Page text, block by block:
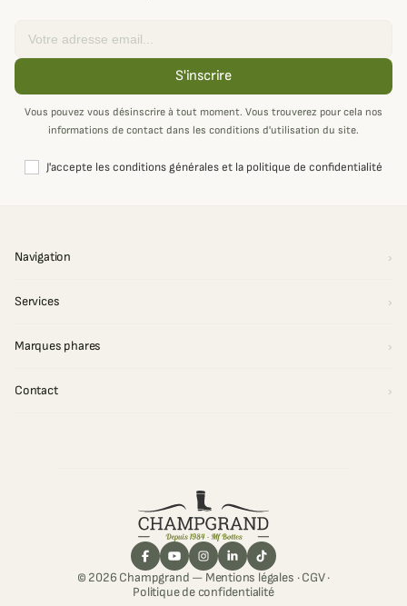
S'inscrire
Vous pouvez vous désinscrire à tout moment. Vous trouverez pour cela nos
informations de contact dans les conditions d'utilisation du site.
J'accepte les conditions générales et la politique de confidentialité
Navigation
Services
Marques phares
Contact
© 2026 Champgrand — Mentions légales ·CGV·
Politique de confidentialité